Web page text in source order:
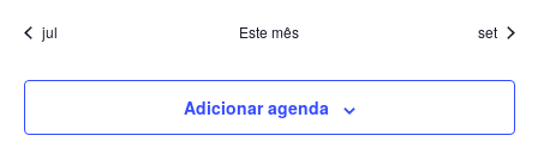
jul Este mês set
Adicionar agenda